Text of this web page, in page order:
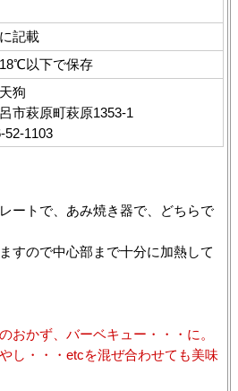
記載
以下で保存
狗
市萩原町萩原1353-1
52-1103
ートで、あみ焼き器で、どちらで
すので中心部まで十分に加熱して
おかず、バーベキュー・・・に。
し・・・etcを混ぜ合わせても美味